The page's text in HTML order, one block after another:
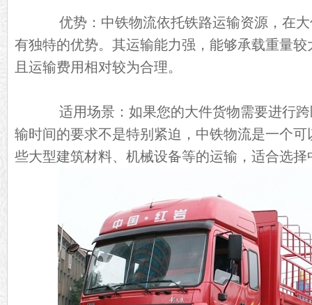
优势：中铁物流依托铁路运输资源，在大
有独特的优势。其运输能力强，能够承载重量
且运输费用相对较为合理。
适用场景：如果您的大件货物需要进行跨
输时间的要求不是特别紧迫，中铁物流是一个
些大型建筑材料、机械设备等的运输，适合选择